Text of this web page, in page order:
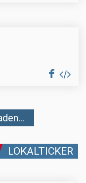
LOKALTICKER